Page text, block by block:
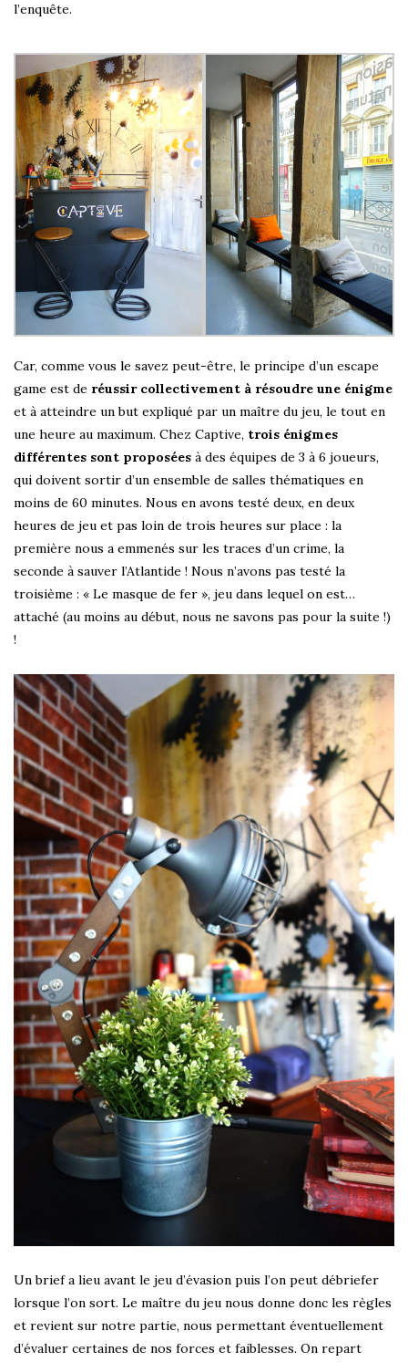
l’enquête.
Car, comme vous le savez peut-être, le principe d’un escape
game est de réussir collectivement à résoudre une énigme
et à atteindre un but expliqué par un maître du jeu, le tout en
une heure au maximum. Chez Captive, trois énigmes
différentes sont proposées à des équipes de 3 à 6 joueurs,
qui doivent sortir d’un ensemble de salles thématiques en
moins de 60 minutes. Nous en avons testé deux, en deux
heures de jeu et pas loin de trois heures sur place : la
première nous a emmenés sur les traces d’un crime, la
seconde à sauver l’Atlantide ! Nous n’avons pas testé la
troisième : « Le masque de fer », jeu dans lequel on est…
attaché (au moins au début, nous ne savons pas pour la suite !)
!
Un brief a lieu avant le jeu d’évasion puis l’on peut débriefer
lorsque l’on sort. Le maître du jeu nous donne donc les règles
et revient sur notre partie, nous permettant éventuellement
d’évaluer certaines de nos forces et faiblesses. On repart